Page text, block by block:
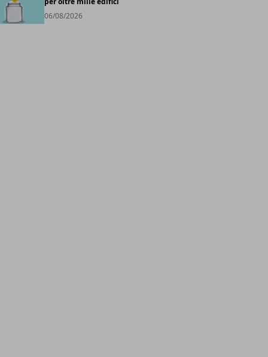
06/08/2026